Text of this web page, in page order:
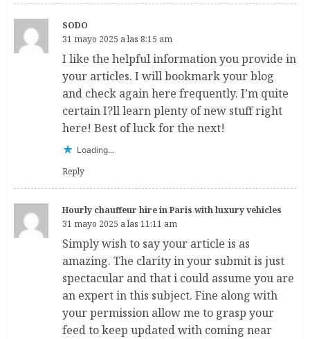
SODO
31 mayo 2025 a las 8:15 am
I like the helpful information you provide in
your articles. I will bookmark your blog
and check again here frequently. I’m quite
certain I?ll learn plenty of new stuff right
here! Best of luck for the next!
Loading...
Reply
Hourly chauffeur hire in Paris with luxury vehicles
31 mayo 2025 a las 11:11 am
Simply wish to say your article is as
amazing. The clarity in your submit is just
spectacular and that i could assume you are
an expert in this subject. Fine along with
your permission allow me to grasp your
feed to keep updated with coming near